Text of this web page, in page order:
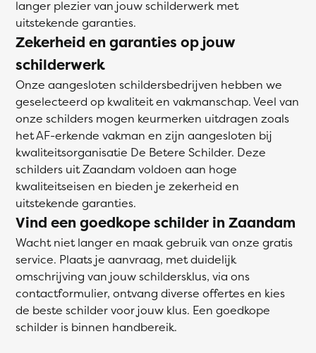
langer plezier van jouw schilderwerk met
uitstekende garanties.
Zekerheid en garanties op jouw
schilderwerk
Onze aangesloten schildersbedrijven hebben we
geselecteerd op kwaliteit en vakmanschap. Veel van
onze schilders mogen keurmerken uitdragen zoals
het AF-erkende vakman en zijn aangesloten bij
kwaliteitsorganisatie De Betere Schilder. Deze
schilders uit Zaandam voldoen aan hoge
kwaliteitseisen en bieden je zekerheid en
uitstekende garanties.
Vind een goedkope schilder in Zaandam
Wacht niet langer en maak gebruik van onze gratis
service. Plaats je aanvraag, met duidelijk
omschrijving van jouw schildersklus, via ons
contactformulier, ontvang diverse offertes en kies
de beste schilder voor jouw klus. Een goedkope
schilder is binnen handbereik.